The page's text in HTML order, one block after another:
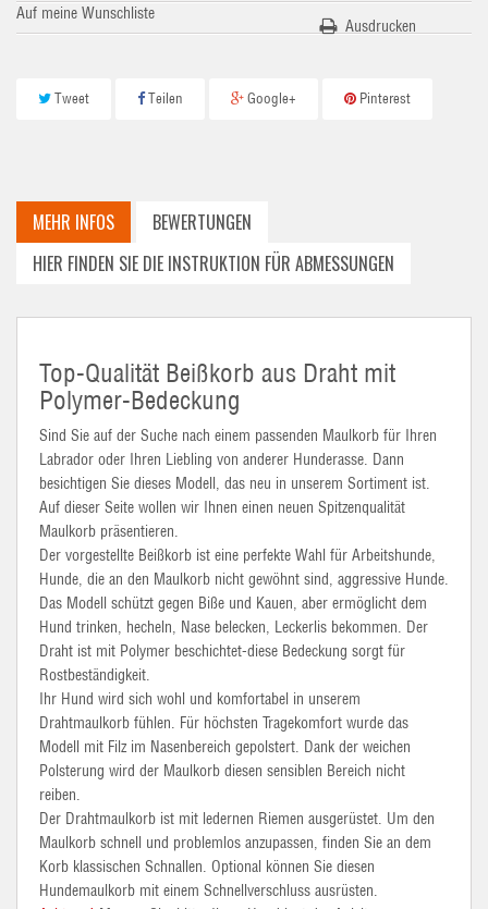
Auf meine Wunschliste
Ausdrucken
Tweet Teilen Google+ Pinterest
MEHR INFOS
BEWERTUNGEN
HIER FINDEN SIE DIE INSTRUKTION FÜR ABMESSUNGEN
Top-Qualität Beißkorb aus Draht mit
Polymer-Bedeckung
Sind Sie auf der Suche nach einem passenden Maulkorb für Ihren
Labrador oder Ihren Liebling von anderer Hunderasse. Dann
besichtigen Sie dieses Modell, das neu in unserem Sortiment ist.
Auf dieser Seite wollen wir Ihnen einen neuen Spitzenqualität
Maulkorb präsentieren.
Der vorgestellte Beißkorb ist eine perfekte Wahl für Arbeitshunde,
Hunde, die an den Maulkorb nicht gewöhnt sind, aggressive Hunde.
Das Modell schützt gegen Biße und Kauen, aber ermöglicht dem
Hund trinken, hecheln, Nase belecken, Leckerlis bekommen. Der
Draht ist mit Polymer beschichtet-diese Bedeckung sorgt für
Rostbeständigkeit.
Ihr Hund wird sich wohl und komfortabel in unserem
Drahtmaulkorb fühlen. Für höchsten Tragekomfort wurde das
Modell mit Filz im Nasenbereich gepolstert. Dank der weichen
Polsterung wird der Maulkorb diesen sensiblen Bereich nicht
reiben.
Der Drahtmaulkorb ist mit ledernen Riemen ausgerüstet. Um den
Maulkorb schnell und problemlos anzupassen, finden Sie an dem
Korb klassischen Schnallen. Optional können Sie diesen
Hundemaulkorb mit einem Schnellverschluss ausrüsten.